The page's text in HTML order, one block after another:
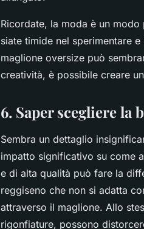
Ricordate, la moda è un
siate timide nel sperimentare
maglione oversize può
creatività, è possibile creare
6. Saper scegliere
Sembra un dettaglio
impatto significativo su come
e di alta qualità può fare la
reggiseno che non si adatta
attraverso il maglione. Allo
rigonfiature, possono